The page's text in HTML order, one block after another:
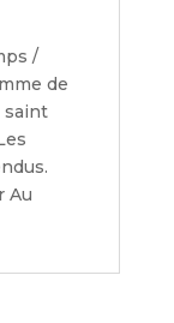
/
de
saint
Au